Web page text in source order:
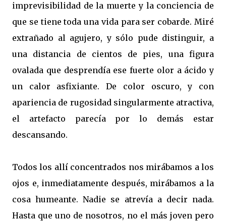
imprevisibilidad de la muerte y la conciencia de
que se tiene toda una vida para ser cobarde. Miré
extrañado al agujero, y sólo pude distinguir, a
una distancia de cientos de pies, una figura
ovalada que desprendía ese fuerte olor a ácido y
un calor asfixiante. De color oscuro, y con
apariencia de rugosidad singularmente atractiva,
el artefacto parecía por lo demás estar
descansando.
Todos los allí concentrados nos mirábamos a los
ojos e, inmediatamente después, mirábamos a la
cosa humeante. Nadie se atrevía a decir nada.
Hasta que uno de nosotros, no el más joven pero